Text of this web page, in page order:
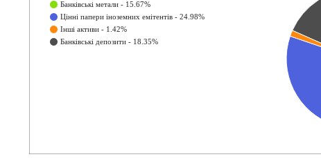
Банківські метали - 15.67%
Цінні папери іноземних емітентів - 24.98%
Інші активи - 1.42%
Банківські депозити - 18.35%